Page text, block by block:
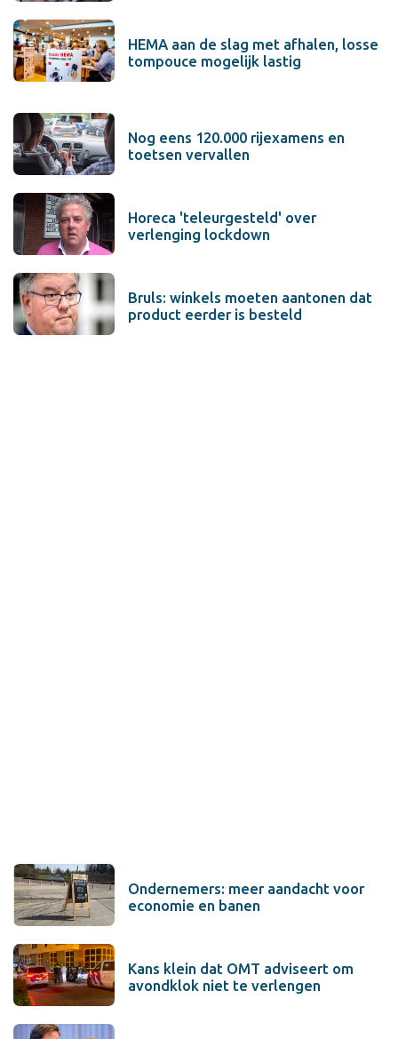
HEMA aan de slag met afhalen, losse
tompouce mogelijk lastig
Nog eens 120.000 rijexamens en
toetsen vervallen
Horeca 'teleurgesteld' over
verlenging lockdown
Bruls: winkels moeten aantonen dat
product eerder is besteld
Ondernemers: meer aandacht voor
economie en banen
Kans klein dat OMT adviseert om
avondklok niet te verlengen